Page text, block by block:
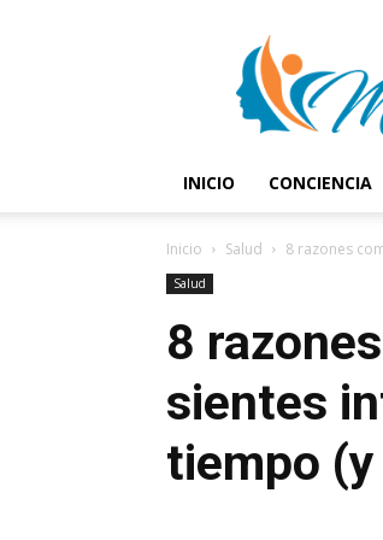
INICIO CONCIENCIA
Inicio Salud 8 razones
Salud
8
sientes
tiempo